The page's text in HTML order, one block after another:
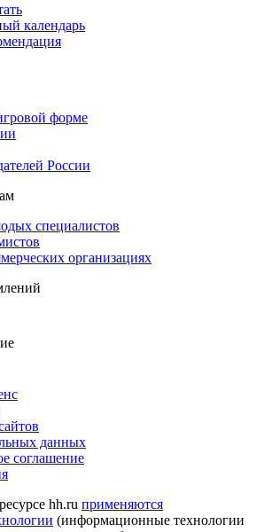
календарь
форме
России
специалистов
организациях
данных
соглашение
hh.ru применяются
(информационные технологии